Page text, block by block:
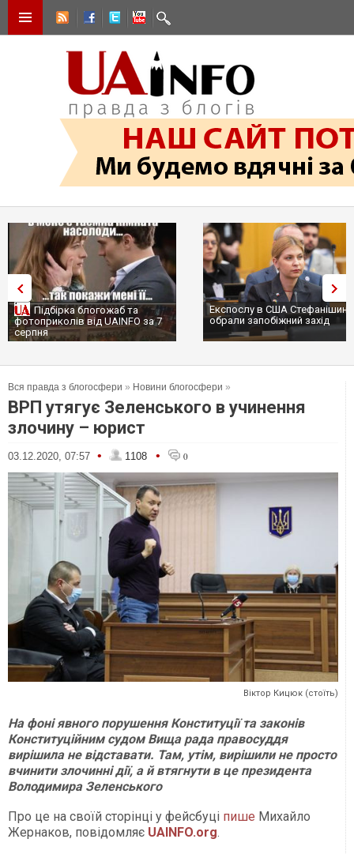
Підбірка блогожаб та
фотоприколів від UAINFO за 7
серпня
Експослу в США
обрали запобіжний захід
Вся правда з блогосфери » Новини блогосфери »
ВРП утягує Зеленського в учинення
злочину – юрист
03.12.2020, 07:57 • 1108 • 0
Віктор Кицюк (стоїть)
На фоні явного порушення Конституції та законів
Конституційним судом Вища рада правосуддя
вирішила не відставати. Там, утім, вирішили не просто
вчинити злочинні дії, а й втягнути в це президента
Володимира Зеленського
Про це на своїй сторінці у фейсбуці пише Михайло
Жернаков, повідомляє UAINFO.org.